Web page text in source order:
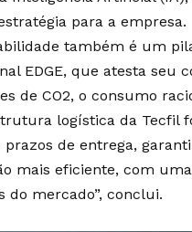
para a empresa.
também é um
EDGE, que atesta seu
de CO2, o consumo
logística da Tecfil
de entrega,
mais eficiente, com
do mercado”, conclui.